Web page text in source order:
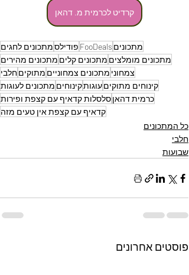
קרדיט לכרמית מ. דהאן
מתכונים FooDeals פודילסמתכונים לחגים
מתכונים מומלצים מתכונים קלים מתכונים מהירים
צמחוני מתכונים צמחוניים מתוקיםחלבי
קינוחים מתוקיםעוגותקינוחים מתכונים לעוגות
כרמית דהאןסלסלות קדאיף עם קצפת ופירות
קדאיף עם קצפת אין טעים מזה
כל המתכונים
חלבי
שבועות
פוסטים אחרונים